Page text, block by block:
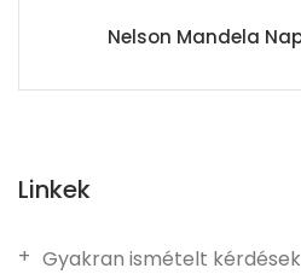
Nelson Mandela
Linkek
Gyakran ismételt kérdések